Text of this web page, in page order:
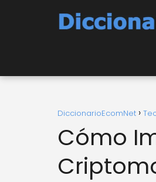
DiccionarioEcomNet
Cómo